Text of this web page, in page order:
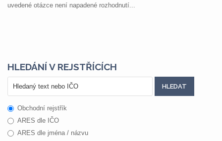
uvedené otázce není napadené rozhodnutí...
HLEDÁNÍ V REJSTŘÍCÍCH
Obchodní rejstřík
ARES dle IČO
ARES dle jména / názvu